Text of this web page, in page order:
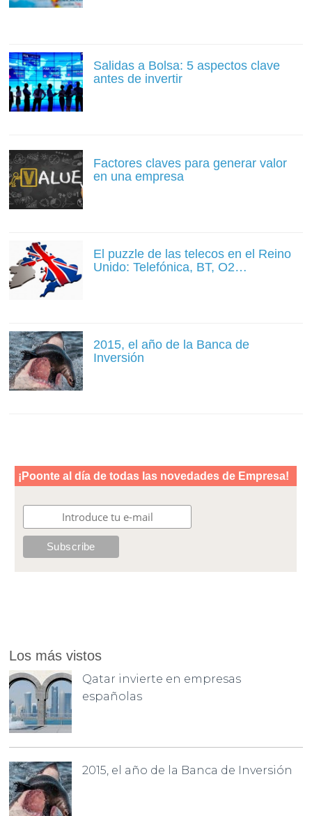
Salidas a Bolsa: 5 aspectos clave
antes de invertir
Factores claves para generar valor
en una empresa
El puzzle de las telecos en el Reino
Unido: Telefónica, BT, O2…
2015, el año de la Banca de
Inversión
Los más vistos
Qatar invierte en empresas
españolas
2015, el año de la Banca de Inversión